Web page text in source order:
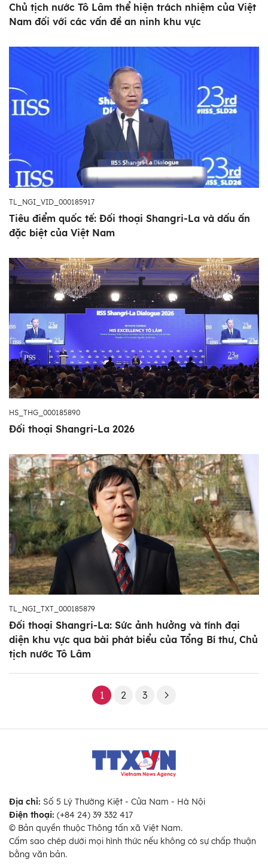
Chủ tịch nước Tô Lâm thể hiện trách nhiệm của Việt
Nam đối với các vấn đề an ninh khu vực
TL_NGI_VID_000185917
Tiêu điểm quốc tế: Đối thoại Shangri-La và dấu ấn
đặc biệt của Việt Nam
HS_THG_000185890
Đối thoại Shangri-La 2026
TL_NGI_TXT_000185879
Đối thoại Shangri-La: Sức ảnh hưởng và tính đại
diện khu vực qua bài phát biểu của Tổng Bí thư, Chủ
tịch nước Tô Lâm
1 2 3
Địa chỉ: Số 5 Lý Thường Kiệt - Cửa Nam - Hà Nội
Điện thoại: (+84 24) 39 332 417
© Bản quyền thuộc Thông tấn xã Việt Nam.
Cấm sao chép dưới mọi hình thức nếu không có sự chấp thuận
bằng văn bản.